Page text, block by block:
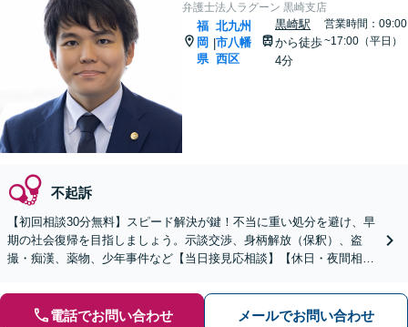
弁護士法人ラグーン 黒崎支店
福
岡
県
|
北九州
市八幡
西区
黒崎駅
から徒歩
4分
営業時間：09:00
~17:00（平日）
不起訴
【初回相談30分無料】スピード解決が鍵！不当に重い処分を避け、早
期の社会復帰を目指しましょう。示談交渉、身柄解放（保釈）、盗
撮・痴漢、薬物、少年事件など【当日接見応相談】【休日・夜間相談
電話でお問い合わせ メールでお問い合わせ